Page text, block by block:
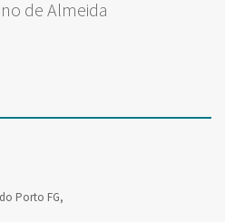
de Almeida
Porto FG,